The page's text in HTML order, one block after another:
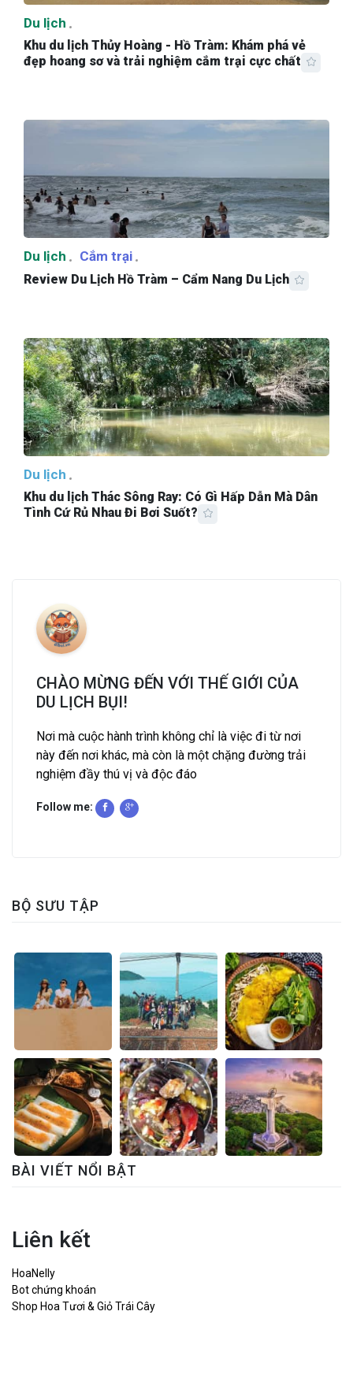
Du lịch
Khu du lịch Thủy Hoàng - Hồ Tràm: Khám phá vẻ
đẹp hoang sơ và trải nghiệm cắm trại cực chất
Du lịch Cắm trại
Review Du Lịch Hồ Tràm – Cẩm Nang Du Lịch
Du lịch
Khu du lịch Thác Sông Ray: Có Gì Hấp Dẫn Mà Dân
Tình Cứ Rủ Nhau Đi Bơi Suốt?
CHÀO MỪNG ĐẾN VỚI THẾ GIỚI CỦA
DU LỊCH BỤI!
Nơi mà cuộc hành trình không chỉ là việc đi từ nơi
này đến nơi khác, mà còn là một chặng đường trải
nghiệm đầy thú vị và độc đáo
Follow me:
BỘ SƯU TẬP
BÀI VIẾT NỔI BẬT
Liên kết
HoaNelly
Bot chứng khoán
Shop Hoa Tươi & Giỏ Trái Cây